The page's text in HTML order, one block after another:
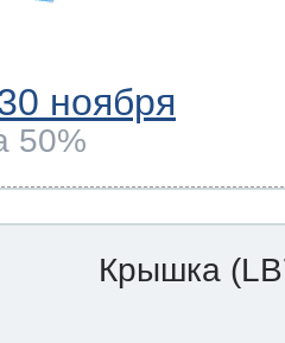
ноября
50%
Крышка